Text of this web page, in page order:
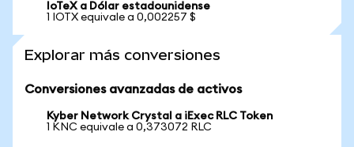
IoTeX a Dólar estadounidense
1 IOTX equivale a 0,002257 $
Explorar más conversiones
Conversiones avanzadas de activos
Kyber Network Crystal a iExec RLC Token
1 KNC equivale a 0,373072 RLC